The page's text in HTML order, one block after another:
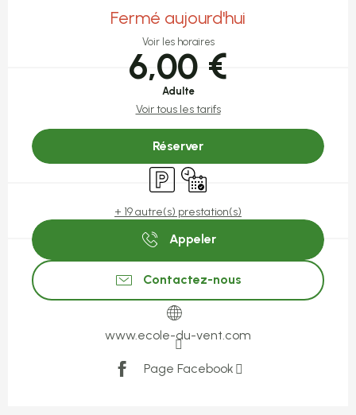
Fermé aujourd'hui
Voir les horaires
6,00 €
Adulte
Voir tous les tarifs
Réserver
ParkingUniquement sur réservation
+ 19 autre(s) prestation(s)
Appeler
Contactez-nous
www.ecole-du-vent.com
Page Facebook